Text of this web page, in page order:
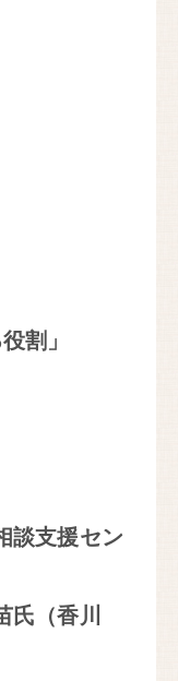
割」
談支援セン
（香川